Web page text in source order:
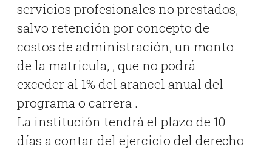
servicios profesionales no prestados,
salvo retención por concepto de
costos de administración, un monto
de la matricula, , que no podrá
exceder al 1% del arancel anual del
programa o carrera .
La institución tendrá el plazo de 10
días a contar del ejercicio del derecho